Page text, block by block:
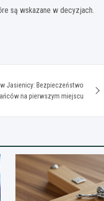
są wskazane w decyzjach.
Jasienicy: Bezpieczeństwo
na pierwszym miejscu